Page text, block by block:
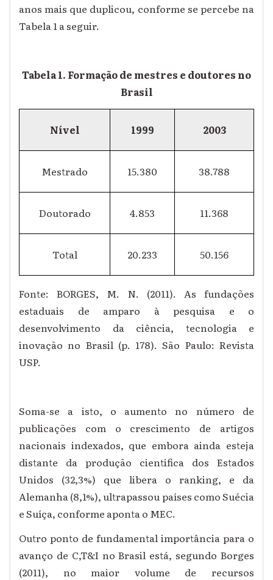
anos mais que duplicou, conforme se percebe na
Tabela 1 a seguir.
Tabela 1. Formação de mestres e doutores no
Brasil
Nível 1999 2003
Mestrado 15.380 38.788
Doutorado 4.853 11.368
Total 20.233 50.156
Fonte: BORGES, M. N. (2011). As fundações
estaduais de amparo à pesquisa e o
desenvolvimento da ciência, tecnologia e
inovação no Brasil (p. 178). São Paulo: Revista
USP.
Soma-se a isto, o aumento no número de
publicações com o crescimento de artigos
nacionais indexados, que embora ainda esteja
distante da produção cientifica dos Estados
Unidos (32,3%) que libera o ranking, e da
Alemanha (8,1%), ultrapassou países como Suécia
e Suíça, conforme aponta o MEC.
Outro ponto de fundamental importância para o
avanço de C,T&I no Brasil está, segundo Borges
(2011), no maior volume de recursos